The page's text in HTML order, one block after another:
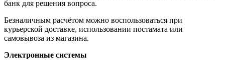
банк для решения вопроса.
Безналичным расчётом можно воспользоваться при
курьерской доставке, использовании постамата или
самовывоза из магазина.
Электронные системы